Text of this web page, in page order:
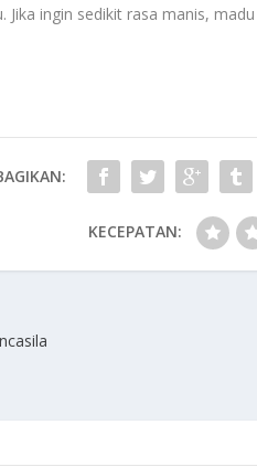
Jika ingin sedikit rasa manis,
KECEPATAN: